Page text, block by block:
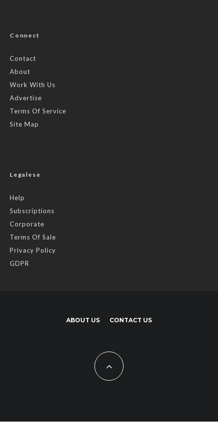
Connect
Contact
About
Work With Us
Advertise
Terms Of Service
Site Map
Legalese
Help
Subscriptions
Corporate
Terms Of Sale
Privacy Policy
GDPR
ABOUT US CONTACT US